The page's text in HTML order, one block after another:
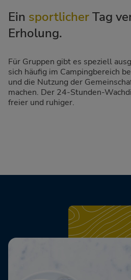
Ein sportlicherTag
Erholung.
Für Gruppen gibt es speziell
sich häufig im Campingbereich
und die Nutzung der
machen. Der 24-Stunden-
freier und ruhiger.